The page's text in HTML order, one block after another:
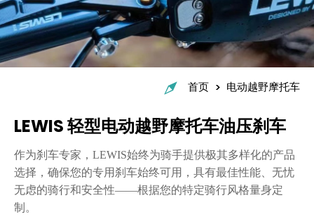
首页 > 电动越野摩托车
LEWIS 轻型电动越野摩托车油压刹车
作为刹车专家， LEWIS始终为骑手提供极其多样化的产品
选择，确保您的专用刹车始终可用，具有最佳性能、无忧
无虑的骑行和安全性——根据您的特定骑行风格量身定
制。